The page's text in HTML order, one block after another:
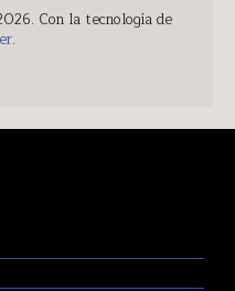
Con la tecnología de
.